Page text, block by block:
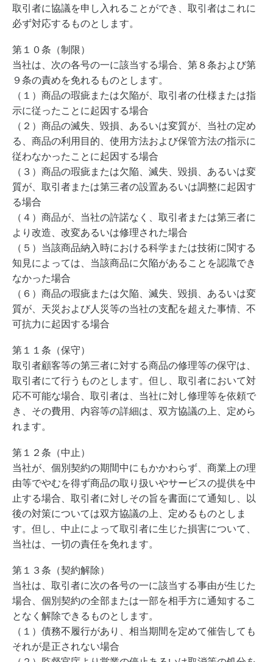
取引者に協議を申し入れることができ、取引者はこれに
必ず対応するものとします。
第１０条（制限）
当社は、次の各号の一に該当する場合、第８条および第
９条の責めを免れるものとします。
（１）商品の瑕疵または欠陥が、取引者の仕様または指
示に従ったことに起因する場合
（２）商品の滅失、毀損、あるいは変質が、当社の定め
る、商品の利用目的、使用方法および保管方法の指示に
従わなかったことに起因する場合
（３）商品の瑕疵または欠陥、滅失、毀損、あるいは変
質が、取引者または第三者の設置あるいは調整に起因す
る場合
（４）商品が、当社の許諾なく、取引者または第三者に
より改造、改変あるいは修理された場合
（５）当該商品納入時における科学または技術に関する
知見によっては、当該商品に欠陥があることを認識でき
なかった場合
（６）商品の瑕疵または欠陥、滅失、毀損、あるいは変
質が、天災および人災等の当社の支配を超えた事情、不
可抗力に起因する場合
第１１条（保守）
取引者顧客等の第三者に対する商品の修理等の保守は、
取引者にて行うものとします。但し、取引者において対
応不可能な場合、取引者は、当社に対し修理等を依頼で
き、その費用、内容等の詳細は、双方協議の上、定めら
れます。
第１２条（中止）
当社が、個別契約の期間中にもかかわらず、商業上の理
由等でやむを得ず商品の取り扱いやサービスの提供を中
止する場合、取引者に対しその旨を書面にて通知し、以
後の対策については双方協議の上、定めるものとしま
す。但し、中止によって取引者に生じた損害について、
当社は、一切の責任を免れます。
第１３条（契約解除）
当社は、取引者に次の各号の一に該当する事由が生じた
場合、個別契約の全部または一部を相手方に通知するこ
となく解除できるものとします。
（１）債務不履行があり、相当期間を定めて催告しても
それが是正されない場合